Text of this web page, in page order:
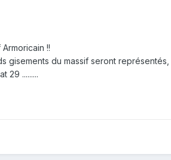
!!
du massif seront représentés,
29 .........